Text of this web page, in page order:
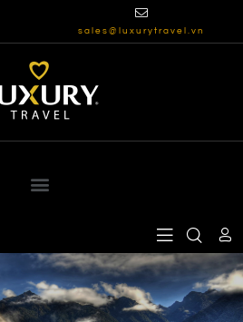
sales@luxurytravel.vn